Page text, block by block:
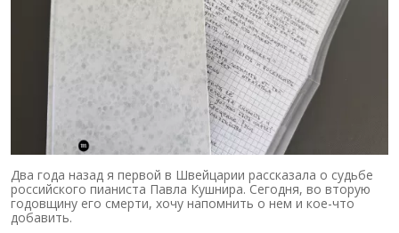
Два года назад я первой в Швейцарии рассказала о судьбе
российского пианиста Павла Кушнира. Сегодня, во вторую
годовщину его смерти, хочу напомнить о нем и кое-что
добавить.